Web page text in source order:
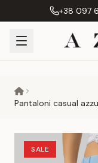
+38 097
Pantaloni casual
SALE